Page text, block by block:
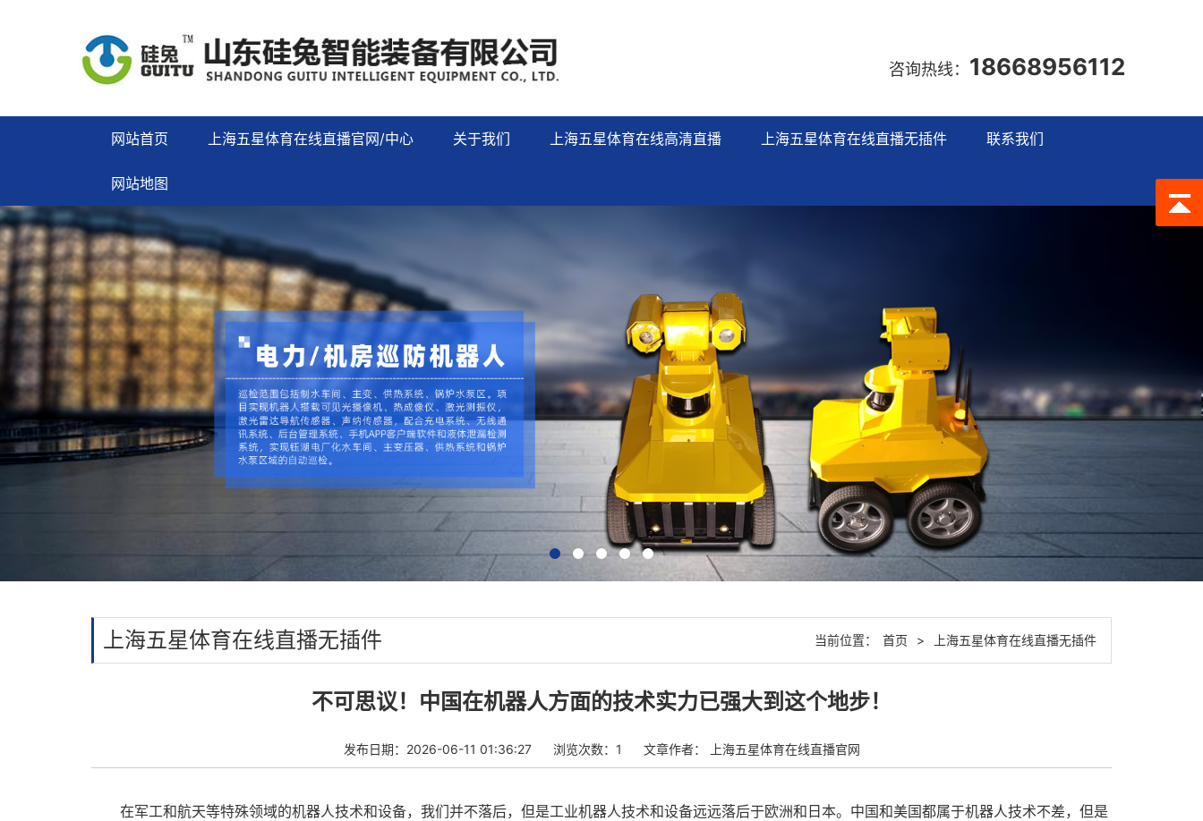
咨询热线： 18668956112
网站首页 上海五星体育在线直播官网/中心 关于我们 上海五星体育在线高清直播 上海五星体育在线直播无插件 联系我们
网站地图
上海五星体育在线直播无插件 当前位置： 首页 > 上海五星体育在线直播无插件
不可思议！中国在机器人方面的技术实力已强大到这个地步！
发布日期：2026-06-11 01:36:27 浏览次数：1 文章作者： 上海五星体育在线直播官网
在军工和航天等特殊领域的机器人技术和设备，我们并不落后，但是工业机器人技术和设备远远落后于欧洲和日本。中国和美国都属于机器人技术不差，但是